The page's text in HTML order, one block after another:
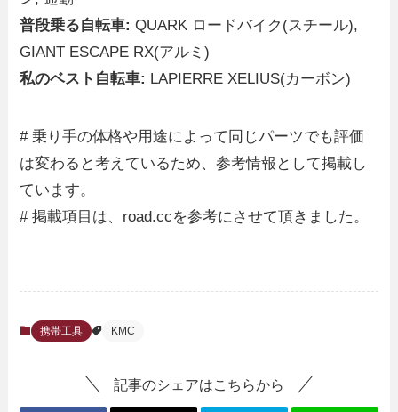
普段乗る自転車: QUARK ロードバイク(スチール),
GIANT ESCAPE RX(アルミ)
私のベスト自転車: LAPIERRE XELIUS(カーボン)
# 乗り手の体格や用途によって同じパーツでも評価
は変わると考えているため、参考情報として掲載し
ています。
# 掲載項目は、road.ccを参考にさせて頂きました。
携帯工具 KMC
記事のシェアはこちらから